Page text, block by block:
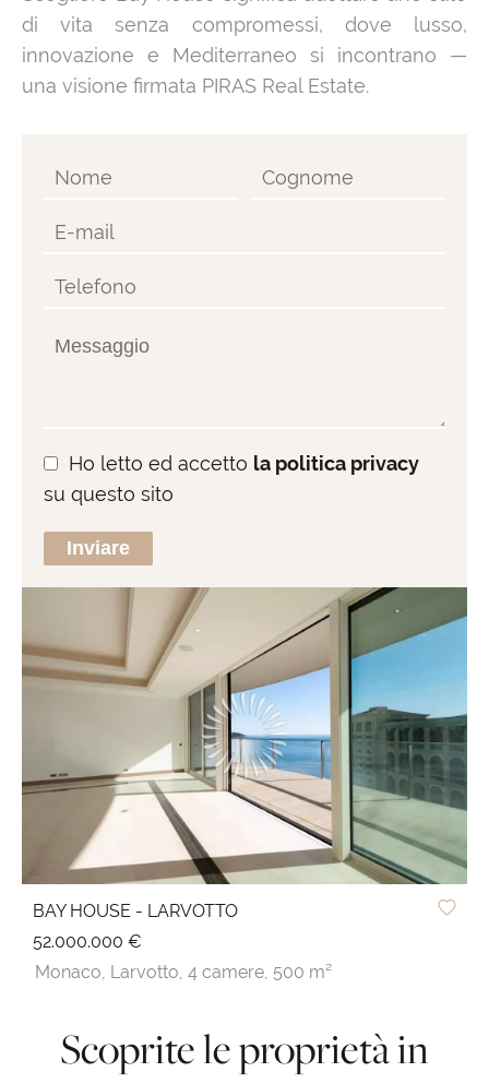
di vita senza compromessi, dove lusso,
innovazione e Mediterraneo si incontrano —
una visione firmata PIRAS Real Estate.
Ho letto ed accetto la politica privacy
su questo sito
Inviare
BAY HOUSE - LARVOTTO
52.000.000 €
Monaco, Larvotto, 4 camere, 500 m²
Scoprite le proprietà in